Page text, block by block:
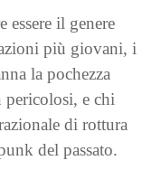
essere il genere
più giovani, i
la pochezza
pericolosi, e chi
di rottura
del passato.